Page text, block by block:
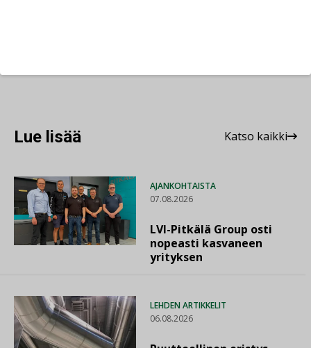
Lue lisää Katso kaikki
AJANKOHTAISTA
07.08.2026
LVI-Pitkälä Group osti
nopeasti kasvaneen
yrityksen
LEHDEN ARTIKKELIT
06.08.2026